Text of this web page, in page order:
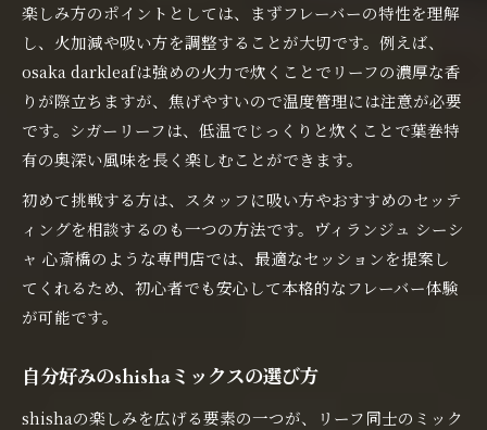
楽しみ方のポイントとしては、まずフレーバーの特性を理解
し、火加減や吸い方を調整することが大切です。例えば、
osaka darkleafは強めの火力で炊くことでリーフの濃厚な香
りが際立ちますが、焦げやすいので温度管理には注意が必要
です。シガーリーフは、低温でじっくりと炊くことで葉巻特
有の奥深い風味を長く楽しむことができます。
初めて挑戦する方は、スタッフに吸い方やおすすめのセッテ
ィングを相談するのも一つの方法です。ヴィランジュ シーシ
ャ 心斎橋のような専門店では、最適なセッションを提案し
てくれるため、初心者でも安心して本格的なフレーバー体験
が可能です。
自分好みのshishaミックスの選び方
shishaの楽しみを広げる要素の一つが、リーフ同士のミック